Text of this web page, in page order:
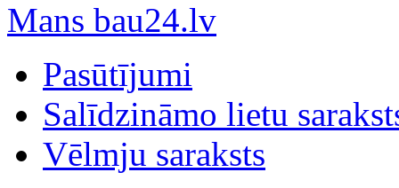
Mans bau24.lv
Pasūtījumi
Salīdzināmo lietu
Vēlmju saraksts